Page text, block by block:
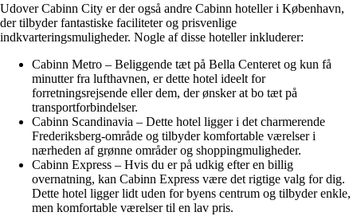
Udover Cabinn City er der også andre Cabinn hoteller i København,
der tilbyder fantastiske faciliteter og prisvenlige
indkvarteringsmuligheder. Nogle af disse hoteller inkluderer:
Cabinn Metro – Beliggende tæt på Bella Centeret og kun få
minutter fra lufthavnen, er dette hotel ideelt for
forretningsrejsende eller dem, der ønsker at bo tæt på
transportforbindelser.
Cabinn Scandinavia – Dette hotel ligger i det charmerende
Frederiksberg-område og tilbyder komfortable værelser i
nærheden af grønne områder og shoppingmuligheder.
Cabinn Express – Hvis du er på udkig efter en billig
overnatning, kan Cabinn Express være det rigtige valg for dig.
Dette hotel ligger lidt uden for byens centrum og tilbyder enkle,
men komfortable værelser til en lav pris.